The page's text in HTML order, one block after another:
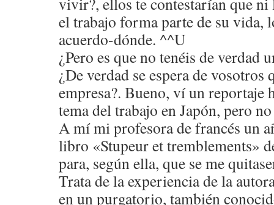
el trabajo forma parte de su vida,
acuerdo-dónde. ^^U
¿Pero es que no tenéis de verdad
¿De verdad se espera de vosotros
empresa?. Bueno, ví un reportaje
tema del trabajo en Japón, pero
A mí mi profesora de francés un
libro «Stupeur et tremblements»
para, según ella, que se me
Trata de la experiencia de la
en un purgatorio, también